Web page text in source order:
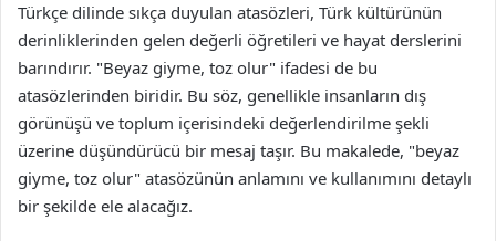
Türkçe dilinde sıkça duyulan atasözleri, Türk kültürünün
derinliklerinden gelen değerli öğretileri ve hayat derslerini
barındırır. "Beyaz giyme, toz olur" ifadesi de bu
atasözlerinden biridir. Bu söz, genellikle insanların dış
görünüşü ve toplum içerisindeki değerlendirilme şekli
üzerine düşündürücü bir mesaj taşır. Bu makalede, "beyaz
giyme, toz olur" atasözünün anlamını ve kullanımını detaylı
bir şekilde ele alacağız.